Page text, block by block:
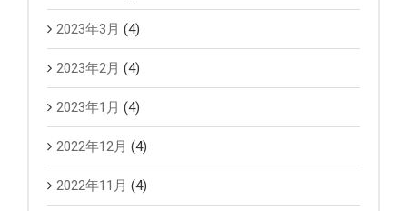
2023年3月 (4)
2023年2月 (4)
2023年1月 (4)
2022年12月 (4)
2022年11月 (4)